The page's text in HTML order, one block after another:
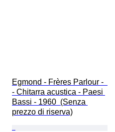
Egmond - Frères Parlour -
- Chitarra acustica - Paesi
Bassi - 1960  (Senza
prezzo di riserva)